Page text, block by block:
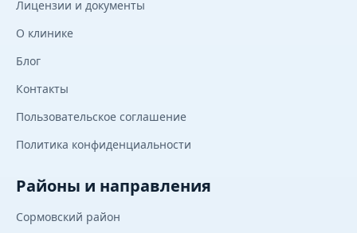
Лицензии и документы
О клинике
Блог
Контакты
Пользовательское соглашение
Политика конфиденциальности
Районы и направления
Сормовский район